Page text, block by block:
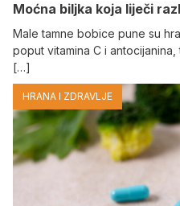
Moćna biljka koja liječi
Male tamne bobice pune su
poput vitamina C i
[…]
HRANA I ZDRAVLJE